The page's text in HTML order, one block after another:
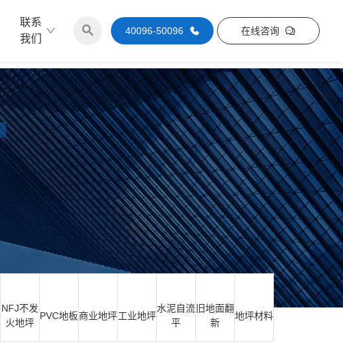
联系
我们
40096-50096 在线咨询
NFJ不发
火地坪
PVC地板商业地坪工业地坪
水泥自流
平
旧地面翻
新
地坪材料